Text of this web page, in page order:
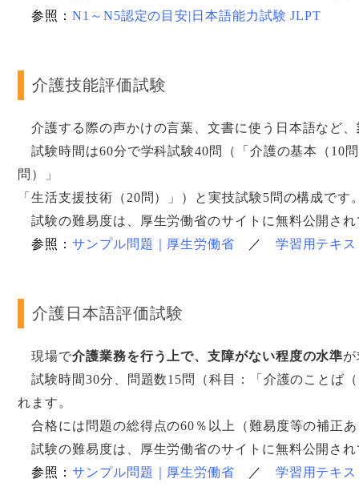
参照：N1～N5認定の目安|日本語能力試験 JLPT
介護技能評価試験
介護する際の声かけの言葉、文書に使う日本語など、
試験時間は60分で学科試験40問（「介護の基本（10
問）」
「生活支援技術（20問）」）と実技試験5問の構成で
試験の難易度は、厚生労働省のサイトに無料公開さ
参照：サンプル問題｜厚生労働省 ／ 学習用テキ
介護日本語評価試験
現場で介護業務を行う上で、支障がない程度の水準
試験時間30分、問題数15問（科目：「介護のことば
れます。
合格には問題の総得点の60％以上（難易度等の補正
試験の難易度は、厚生労働省のサイトに無料公開さ
参照：サンプル問題｜厚生労働省 ／ 学習用テキ